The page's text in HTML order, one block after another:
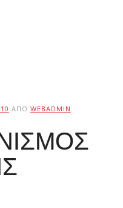
ΑΠΌ WEBADMIN